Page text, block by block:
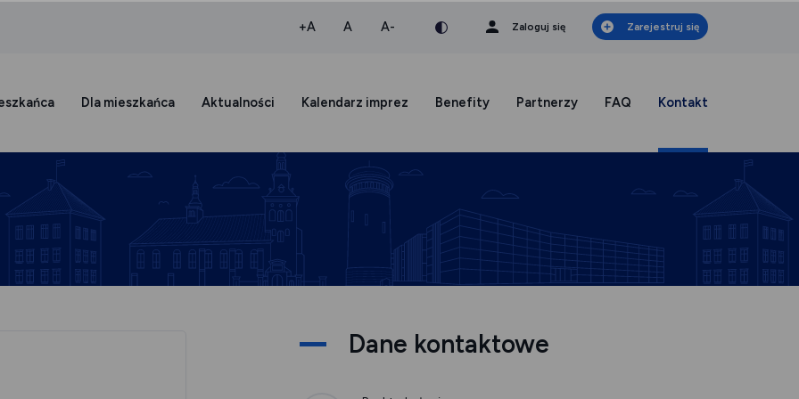
+Awiększa czcionka
Anormalna czcionka
A-mniejsza czcionka Zaloguj się Zarejestruj się
Dla mieszkańca Aktualności Kalendarz imprez Benefity Partnerzy FAQ Kontakt
Dane kontaktowe